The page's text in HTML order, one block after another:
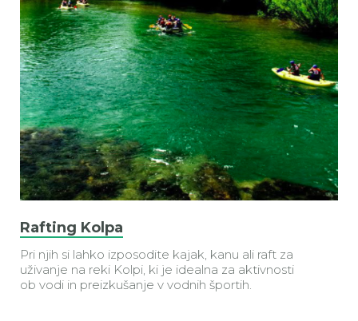
Rafting Kolpa
Pri njih si lahko izposodite kajak, kanu ali raft za
uživanje na reki Kolpi, ki je idealna za aktivnosti
ob vodi in preizkušanje v vodnih športih.